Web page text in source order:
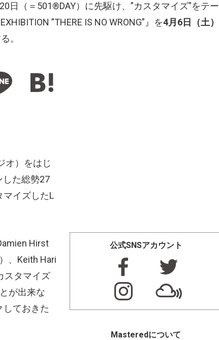
日（＝501®DAY）に先駆け、”カスタマイズ”をテー
”THERE IS NO WRONG”』を4月6日（土）
。
オ）をはじ
した総勢27
マイズしたL
Hirst
、Keith Hari
スタマイズ
が出来な
しておきた
公式SNSアカウント
Masteredについて